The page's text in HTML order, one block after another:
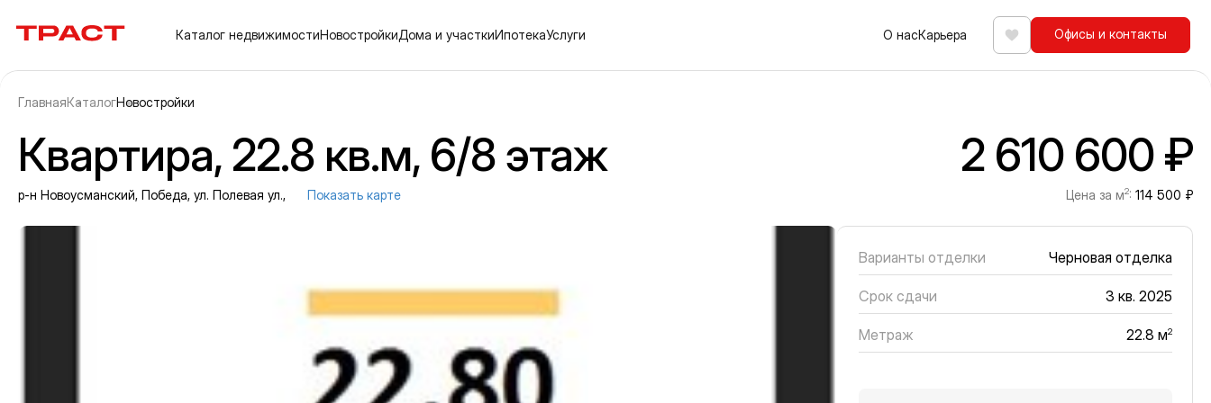
Траст | Служба недвижимости
Каталог недвижимостиНовостройкиДома и участкиИпотекаУслуги О насКарьера Избранное
Офисы и контакты
ГлавнаяКаталогНовостройки
Квартира, 22.8 кв.м, 6/8 этаж 2 610 600 ₽
р-н Новоусманский, Победа, ул. Полевая ул., Показать карте Цена за м2: 114 500 ₽
Варианты отделки Черновая отделка
Срок сдачи 3 кв. 2025
Метраж 22.8 м2